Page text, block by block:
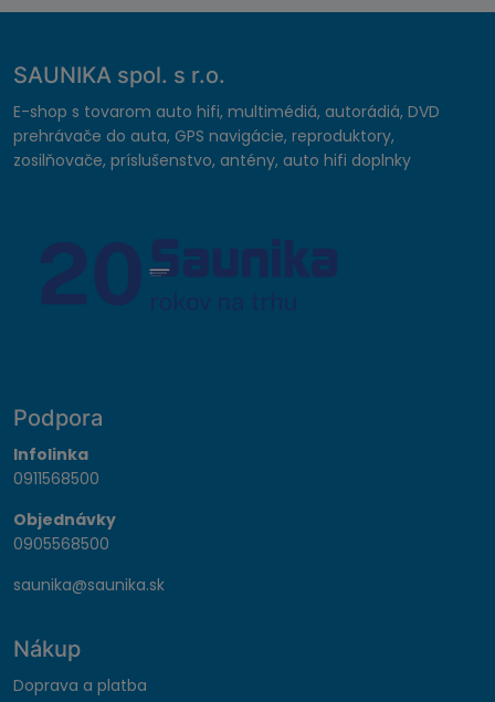
SAUNIKA spol. s r.o.
E-shop s tovarom auto hifi, multimédiá, autorádiá, DVD
prehrávače do auta, GPS navigácie, reproduktory,
zosilňovače, príslušenstvo, antény, auto hifi doplnky
Podpora
Infolinka
0911568500
Objednávky
0905568500
saunika@saunika.sk
Nákup
Doprava a platba